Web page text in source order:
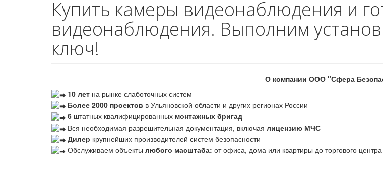
Купить камеры видеонаблюдения и
видеонаблюдения. Выполним
ключ!
О компании ООО "Сфера
10 лет на рынке слаботочных систем
Более 2000 проектов в Ульяновской области и других регионах России
6 штатных квалифицированных монтажных бригад
Вся необходимая разрешительная документация, включая лицензию МЧС
Дилер крупнейших производителей систем безопасности
Обслуживаем объекты любого масштаба: от офиса, дома или квартиры до торгового